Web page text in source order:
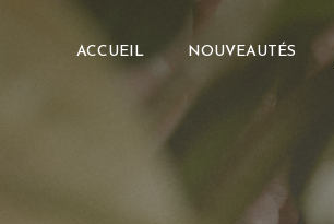
ACCUEIL NOUVEAUTÉS